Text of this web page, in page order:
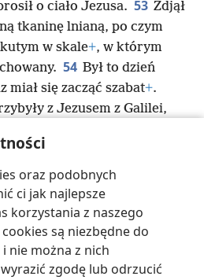
oraz podobnych
ci jak najlepsze
korzystania z naszego
są niezbędne do
nie można z nich
zgodę lub odrzucić
o ciało Jezusa. 53 Zdjął
tkaninę lnianą, po czym
w skale+, w którym
54 Był to dzień
miał się zacząć szabat+.
z Jezusem z Galilei,
Jezusa
wonne korzenie
w szabat